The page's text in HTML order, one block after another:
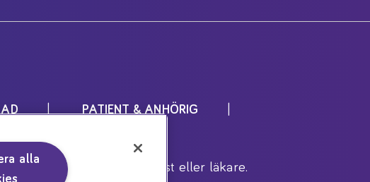
PATIENT & ANHÖRIG
under inrådan av dietist eller läkare.
alla